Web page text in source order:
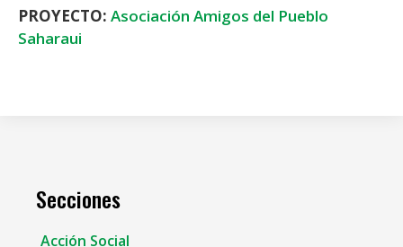
PROYECTO: Asociación Amigos del Pueblo
Saharaui
Secciones
Acción Social